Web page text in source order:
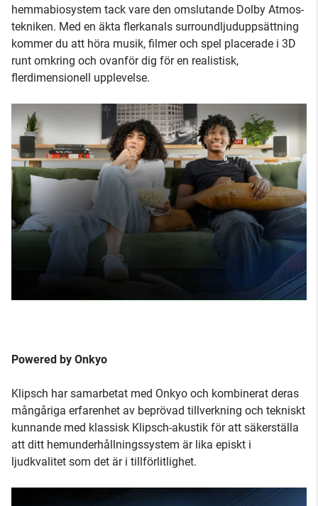
hemmabiosystem tack vare den omslutande Dolby Atmos-
tekniken. Med en äkta flerkanals surroundljuduppsättning
kommer du att höra musik, filmer och spel placerade i 3D
runt omkring och ovanför dig för en realistisk,
flerdimensionell upplevelse.
Powered by Onkyo
Klipsch har samarbetat med Onkyo och kombinerat deras
mångåriga erfarenhet av beprövad tillverkning och tekniskt
kunnande med klassisk Klipsch-akustik för att säkerställa
att ditt hemunderhållningssystem är lika episkt i
ljudkvalitet som det är i tillförlitlighet.